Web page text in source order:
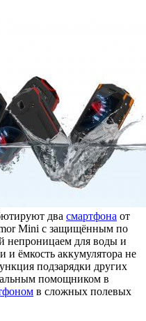
два смартфона от
Mini с защищённым по
непроницаем для воды и
и ёмкость аккумулятора не
подзарядки других
помощником в
в сложных полевых